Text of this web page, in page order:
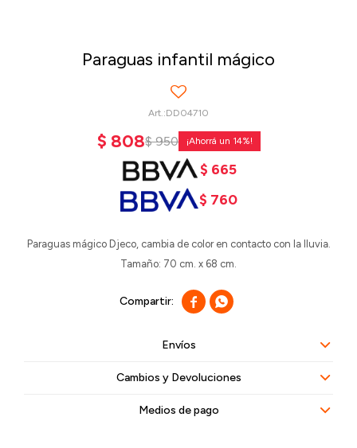
Paraguas infantil mágico
DD04710
$ 808$ 950 14
$ 665
$ 760
Paraguas mágico Djeco, cambia de color en contacto con la lluvia.
Tamaño: 70 cm. x 68 cm.
 
Envíos
Cambios y Devoluciones
Medios de pago